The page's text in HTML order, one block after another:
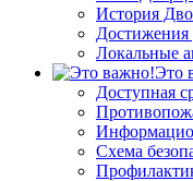
История
Локальные
Это
Доступная
Схема